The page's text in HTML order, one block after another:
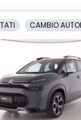
CAMBIO